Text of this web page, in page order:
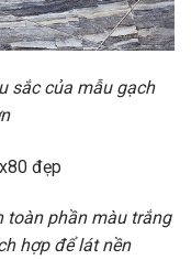
sắc của mẫu gạch
toàn phần màu trắng
hợp để lát nền